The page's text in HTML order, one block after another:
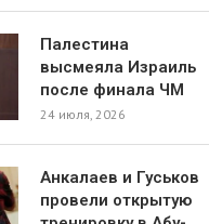
Палестина
высмеяла Израиль
после финала ЧМ
24 июля, 2026
Анкалаев и Гуськов
провели открытую